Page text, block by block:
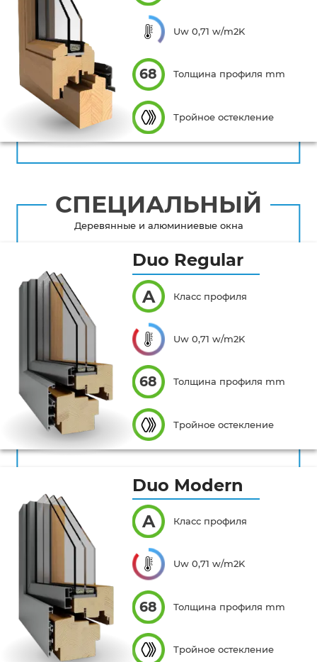
Uw 0,71 w/m2K
68 Толщина профиля mm
Тройное остекление
СПЕЦИАЛЬНЫЙ
Деревянные и алюминиевые окна
Duo Regular
A
Класс профиля
Uw 0,71 w/m2K
68 Толщина профиля mm
Тройное остекление
Duo Modern
A
Класс профиля
Uw 0,71 w/m2K
68 Толщина профиля mm
Тройное остекление